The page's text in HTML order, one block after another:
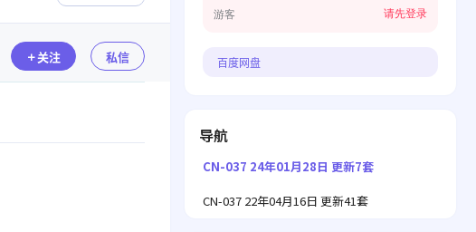
关注 私信
游客 请先登录
百度网盘
导航
CN-037 24年01月28日 更新7套
CN-037 22年04月16日 更新41套